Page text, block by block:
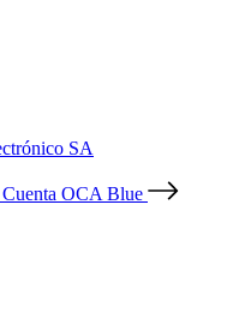
SA
OCA Blue